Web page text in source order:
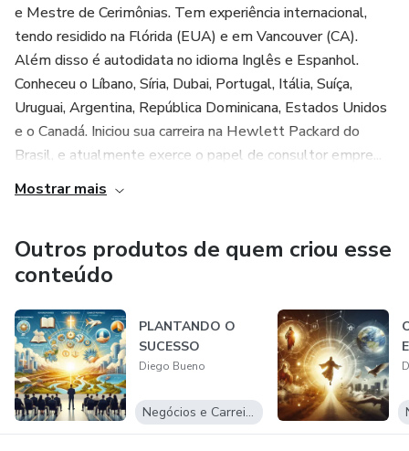
e Mestre de Cerimônias. Tem experiência internacional,
tendo residido na Flórida (EUA) e em Vancouver (CA).
Além disso é autodidata no idioma Inglês e Espanhol.
Conheceu o Líbano, Síria, Dubai, Portugal, Itália, Suíça,
Uruguai, Argentina, República Dominicana, Estados Unidos
e o Canadá. Iniciou sua carreira na Hewlett Packard do
Brasil, e atualmente exerce o papel de consultor empre...
Mostrar mais
Outros produtos de quem criou esse
conteúdo
PLANTANDO O
SUCESSO
Diego Bueno
Negócios e Carreira